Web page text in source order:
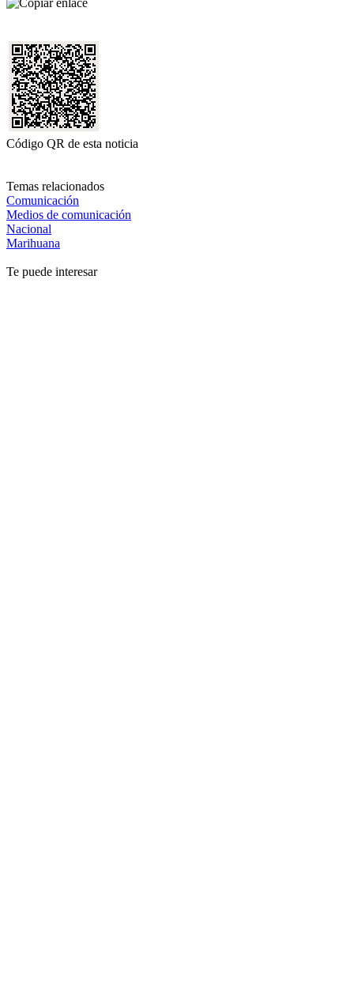
Código QR de esta noticia
Temas relacionados
Comunicación
Medios de comunicación
Nacional
Marihuana
Te puede interesar